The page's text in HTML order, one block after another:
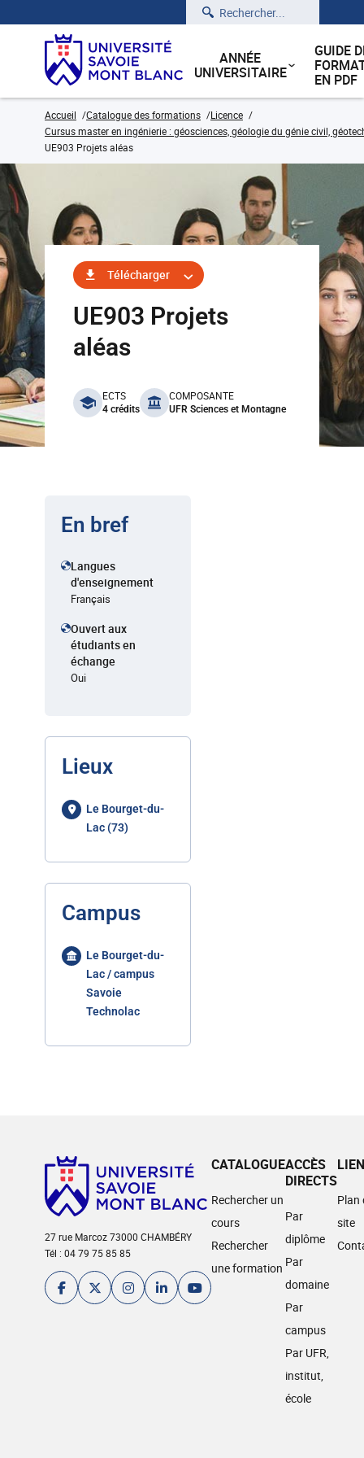
Rechercher
ANNÉE
UNIVERSITAIRE
GUIDE
EN PDF
Accueil Catalogue des formations
Licence
Cursus master en ingénierie : géosciences, géologie du génie civil,
UE903 Projets aléas
Télécharger
UE903 Projets
aléas
benefits
ECTS
4 crédits
COMPOSANTE
UFR Sciences et Montagne
En bref
Langues
d'enseignement
Français
Ouvert aux
étudiants en
échange
Oui
Lieux
Le Bourget-du-
Lac (73)
Campus
Le Bourget-du-
Lac / campus
Savoie
Technolac
27 rue Marcoz 73000 CHAMBÉRY
Tél : 04 79 75 85 85
CATALOGUE
Rechercher un
cours
Rechercher
une formation
ACCÈS
DIRECTS
Par
diplôme
Par
domaine
Par
campus
Par UFR,
institut,
école
Plan
site